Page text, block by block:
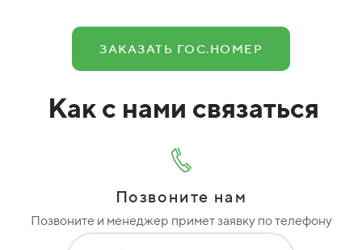
ЗАКАЗАТЬ ГОС.НОМЕР
Как с нами связаться
Позвоните нам
Позвоните и менеджер примет заявку по телефону